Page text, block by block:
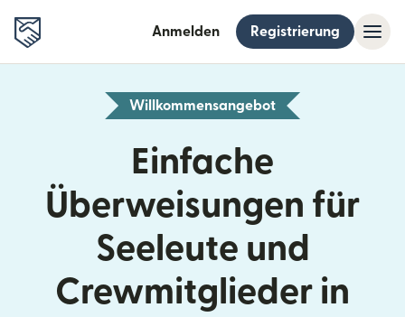
Anmelden Registrierung
Willkommensangebot
Einfache
Überweisungen für
Seeleute und
Crewmitglieder in